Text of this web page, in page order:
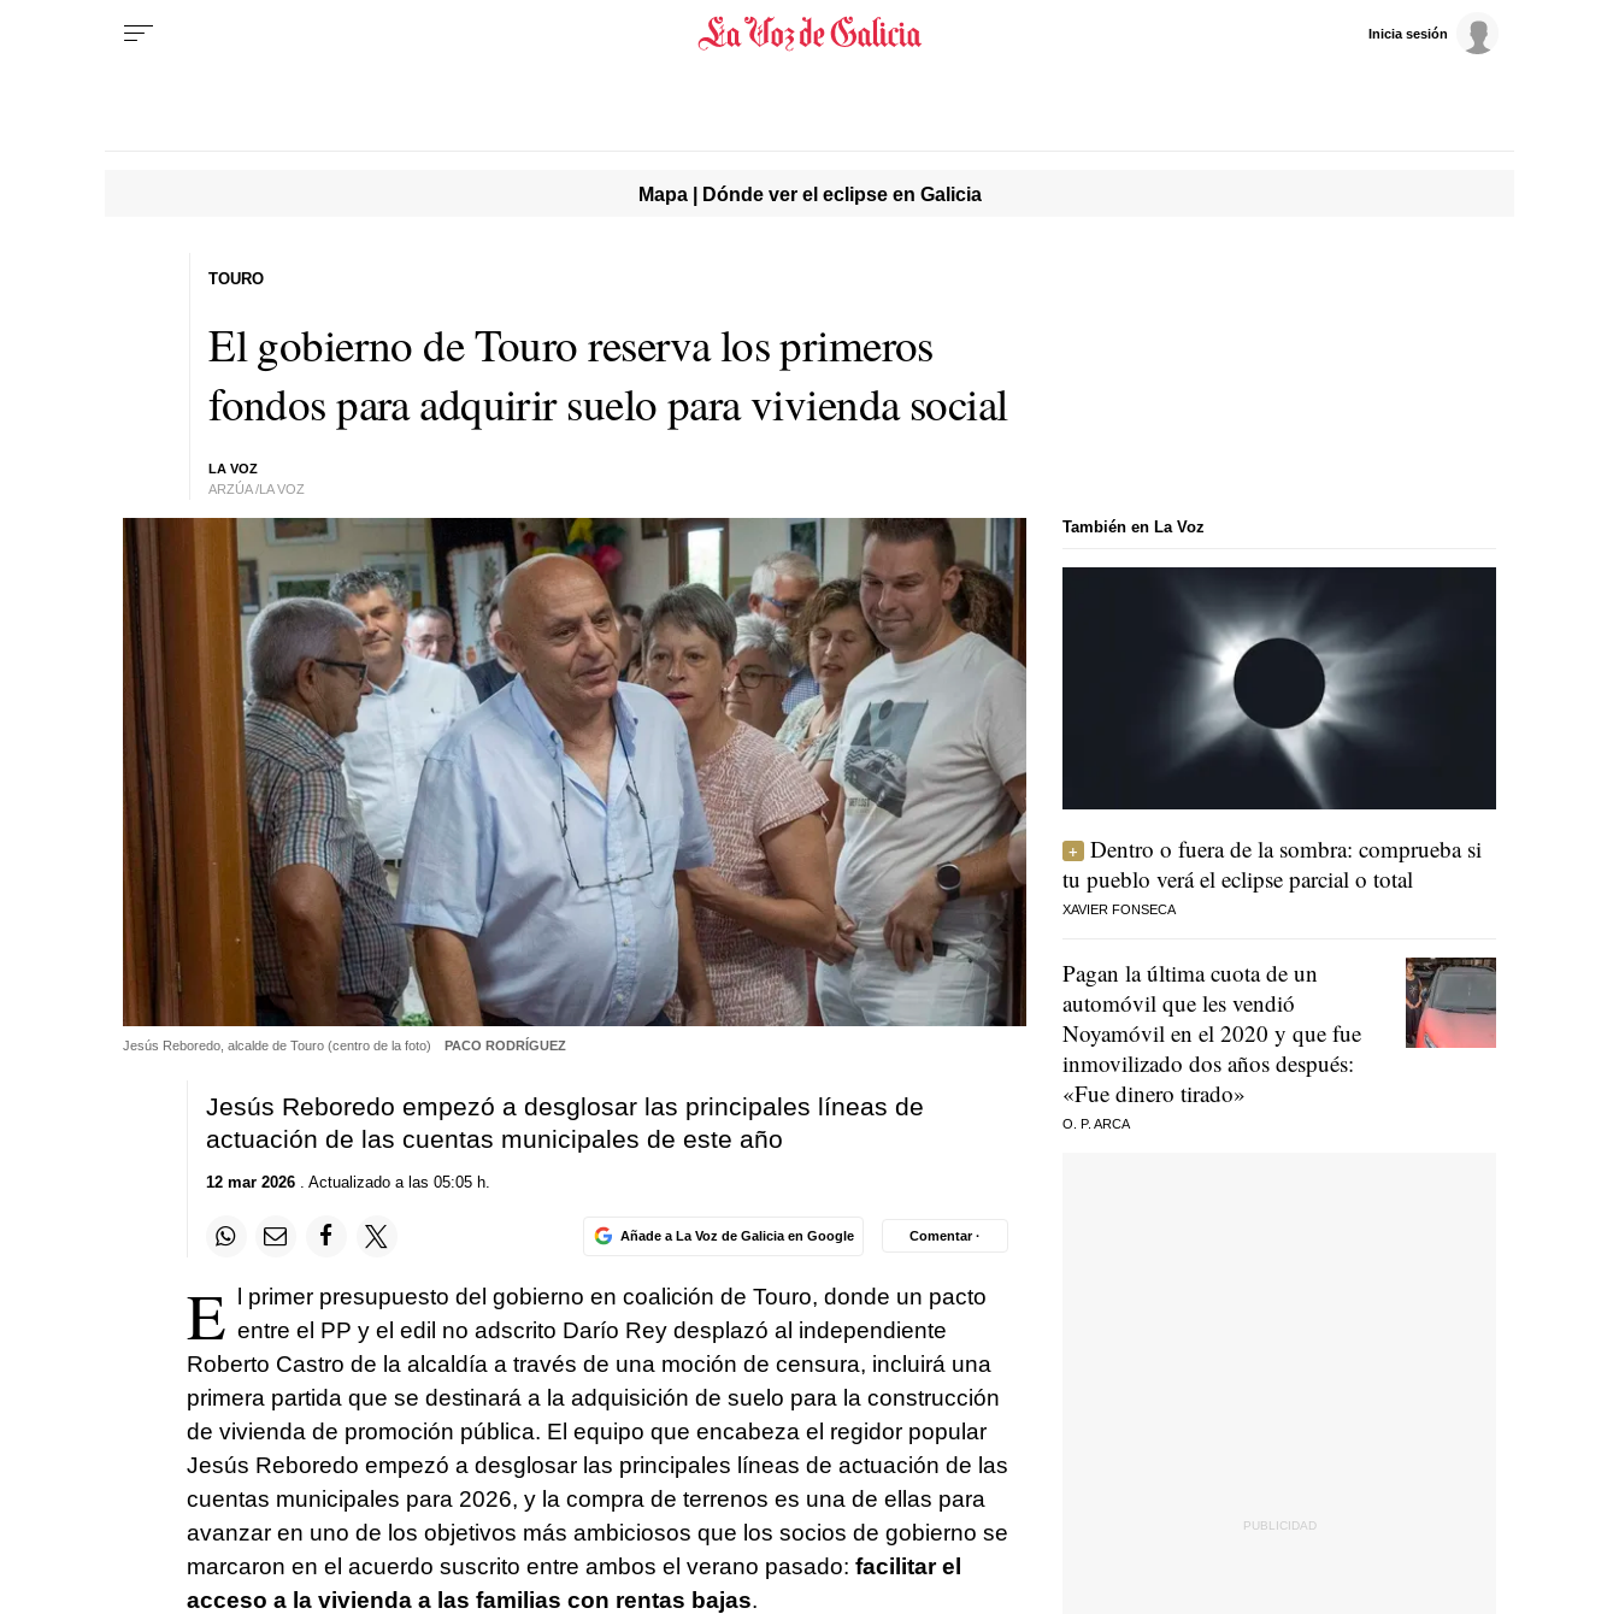
Inicia sesión
Mapa | Dónde ver el eclipse en Galicia
El gobierno de Touro reserva los primeros
fondos para adquirir suelo para vivienda social
LA VOZ
ARZÚA /LA VOZ
TOURO
Jesús Reboredo, alcalde de Touro (centro de la foto) PACO RODRÍGUEZ
Jesús Reboredo empezó a desglosar las principales líneas de
actuación de las cuentas municipales de este año
12 mar 2026. Actualizado a las 05:05 h.
Añade a La Voz de Galicia en Google Comentar ·
E l primer presupuesto del gobierno en coalición de Touro, donde un pacto
entre el PP y el edil no adscrito Darío Rey desplazó al independiente
Roberto Castro de la alcaldía a través de una moción de censura, incluirá una
primera partida que se destinará a la adquisición de suelo para la construcción
de vivienda de promoción pública. El equipo que encabeza el regidor popular
Jesús Reboredo empezó a desglosar las principales líneas de actuación de las
cuentas municipales para 2026, y la compra de terrenos es una de ellas para
avanzar en uno de los objetivos más ambiciosos que los socios de gobierno se
marcaron en el acuerdo suscrito entre ambos el verano pasado: facilitar el
acceso a la vivienda a las familias con rentas bajas.
También en La Voz
Dentro o fuera de la sombra: comprueba si
tu pueblo verá el eclipse parcial o total
XAVIER FONSECA
Pagan la última cuota de un
automóvil que les vendió
Noyamóvil en el 2020 y que fue
inmovilizado dos años después:
«Fue dinero tirado»
O. P. ARCA